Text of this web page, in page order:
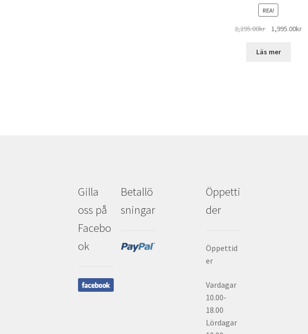
REA!
2,295.00kr
Det
priset
1,995.00krDet
Läs mer
Gilla
oss på
Facebo
ok
Betallö
sningar
Öppetti
der
Öppettid
er
Vardagar
10.00-
18.00
Lördagar